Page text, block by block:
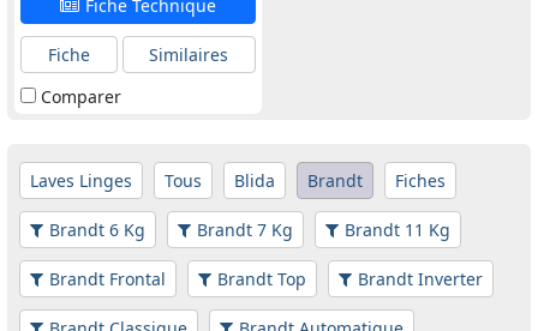
Fiche Technique
Fiche
Similaires
Comparer
Laves Linges Tous Blida Brandt Fiches
Brandt 6 Kg Brandt 7 Kg Brandt 11 Kg
Brandt Frontal Brandt Top Brandt Inverter